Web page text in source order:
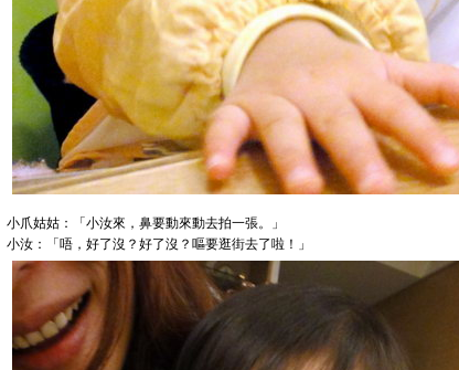
小爪姑姑：「小汝來，鼻要動來動去拍一張。」
小汝：「唔，好了沒？好了沒？嘔要逛街去了啦！」